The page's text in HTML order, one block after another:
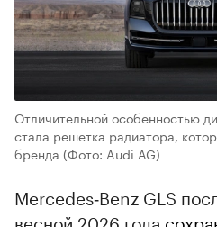
Отличительной особенностью
стала решетка радиатора,
бренда (Фото: Audi AG)
Mercedes‑Benz GLS
весной 2026 года